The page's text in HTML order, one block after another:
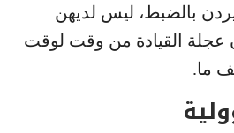
بالضبط، ليس لديهن
القيادة من وقت لوقت
ما.